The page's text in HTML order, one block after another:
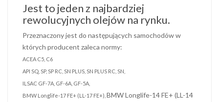
Jest to jeden z najbardziej
rewolucyjnych olejów na rynku.
Przeznaczony jest do następujących samochodów w
których producent zaleca normy:
ACEA C5, C6
API SQ, SP, SP RC, SN PLUS, SN PLUS RC, SN,
ILSAC GF-7A, GF-6A, GF-5A,
BMW Longlife-17 FE+ (LL-17 FE+), BMW Longlife-14 FE+ (LL-14